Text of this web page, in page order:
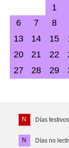
1
6
7 8
13
14 15
20
21 22
27
28 29
N Días festivos
N Días no